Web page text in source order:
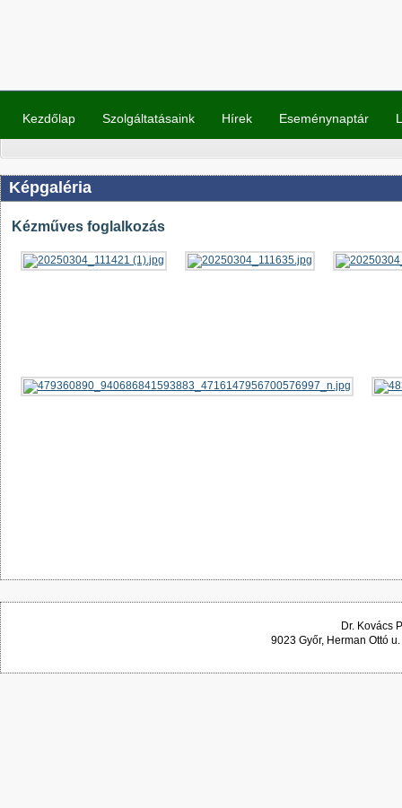
Kezdőlap Szolgáltatásaink Hírek Eseménynaptár
Képgaléria
Kézműves foglalkozás
Dr. Kovács
9023 Győr, Herman Ottó